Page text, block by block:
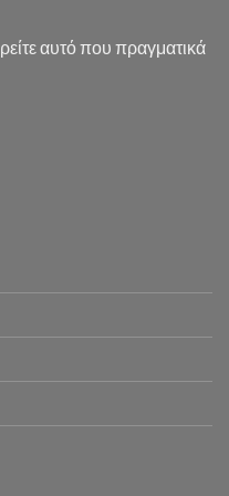
αυτό που πραγματικά